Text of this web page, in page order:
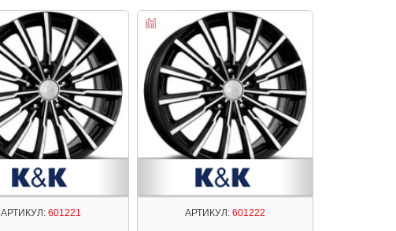
АРТИКУЛ: 601221 АРТИКУЛ: 601222